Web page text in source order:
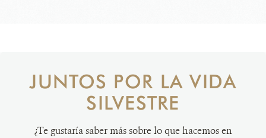
JUNTOS POR LA VIDA
SILVESTRE
¿Te gustaría saber más sobre lo que hacemos en